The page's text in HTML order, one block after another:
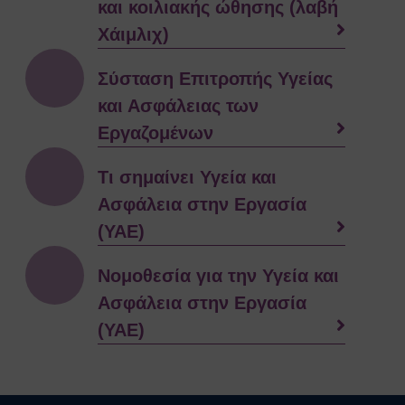
Ευρωπαϊκοί Κανονισμοί
ΧΡΗΣΙΜΑ
Εκδηλώσεις
Άρθρα
Γενικές Οδηγίες Προστασίας (Πολιτική
Προστασία)
Γενικές Οδηγίες
Χημικά, Βιολογικά, Ραδιολογικά
& Πυρηνικά Περιστατικά (ΧΒΡΠ)
Βιομηχανικά Ατυχήματα
Θυελλώδεις Άνεμοι
Καταιγίδες
Χιονοπτώσεις
και κοιλιακής ώθησης (λαβή
Χάιμλιχ)
Σύσταση Επιτροπής Υγείας
και Ασφάλειας των
Εργαζομένων
Τι σημαίνει Υγεία και
Ασφάλεια στην Εργασία
(ΥΑΕ)
Νομοθεσία για την Υγεία και
Ασφάλεια στην Εργασία
(ΥΑΕ)